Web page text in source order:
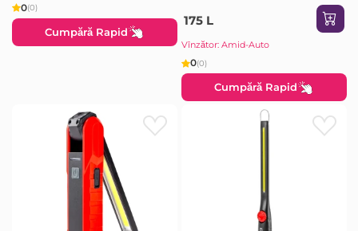
0(0)
Cumpără Rapid
175 L
Vînzător: Amid-Auto
0(0)
Cumpără Rapid